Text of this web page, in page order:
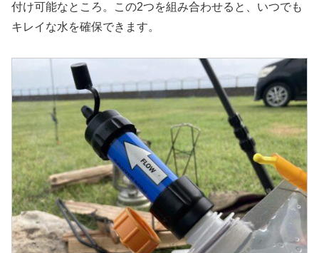
付け可能なところ。この2つを組み合わせると、いつでも
キレイな水を確保できます。